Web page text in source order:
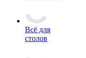
Всё для
столов